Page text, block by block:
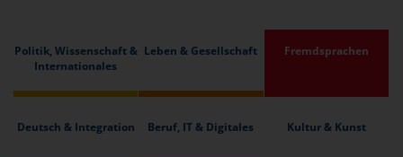
Politik, Wissenschaft &
Internationales
Leben & Gesellschaft Fremdsprachen
Deutsch & Integration Beruf, IT & Digitales Kultur & Kunst